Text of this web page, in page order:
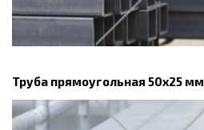
Труба прямоугольная 50х25 мм